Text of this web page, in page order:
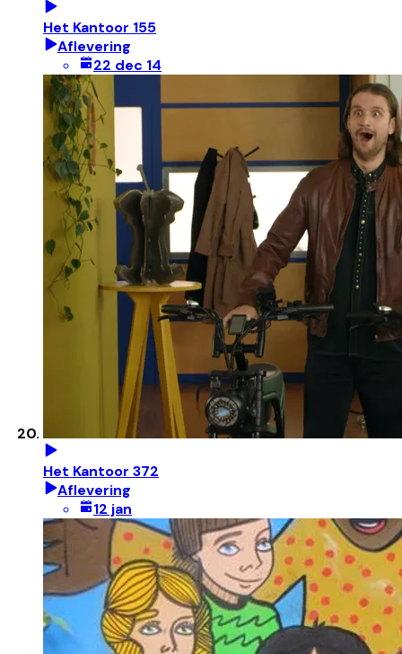
Het Kantoor 155
Aflevering
22 dec 14
Het Kantoor 372
Aflevering
12 jan